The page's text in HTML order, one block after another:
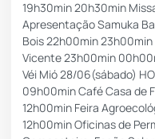
19h30min 20h30min
Apresentação Samuka
Bois 22h00min
Vicente 23h00min
Véi Mió 28/06(sábado)
09h00min Café Casa de
12h00min Feira
12h00min Oficinas de